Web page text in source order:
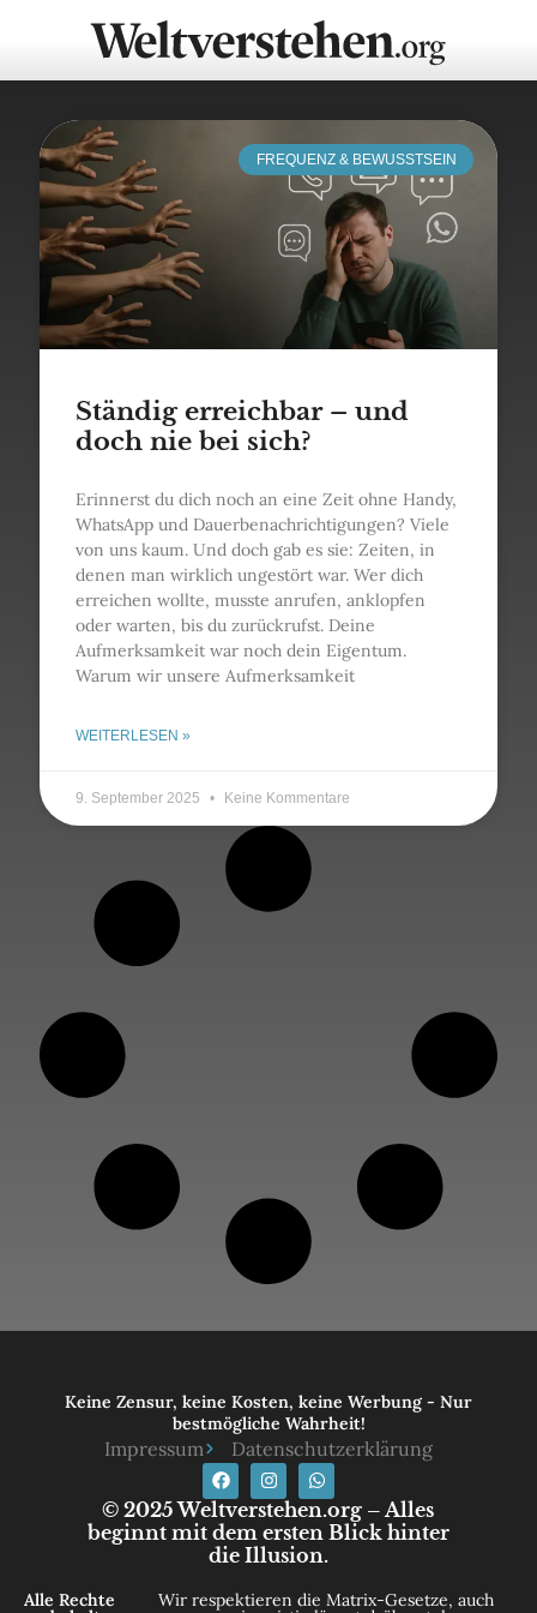
FREQUENZ & BEWUSSTSEIN
Ständig erreichbar – und
doch nie bei sich?
Erinnerst du dich noch an eine Zeit ohne Handy,
WhatsApp und Dauerbenachrichtigungen? Viele
von uns kaum. Und doch gab es sie: Zeiten, in
denen man wirklich ungestört war. Wer dich
erreichen wollte, musste anrufen, anklopfen
oder warten, bis du zurückrufst. Deine
Aufmerksamkeit war noch dein Eigentum.
Warum wir unsere Aufmerksamkeit
WEITERLESEN »
9. September 2025 Keine Kommentare
Keine Zensur, keine Kosten, keine Werbung - Nur
bestmögliche Wahrheit!
Impressum Datenschutzerklärung
© 2025 Weltverstehen.org – Alles
beginnt mit dem ersten Blick hinter
die Illusion.
Alle Rechte Wir respektieren die Matrix-Gesetze, auch